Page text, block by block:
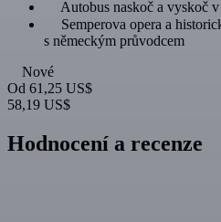
Autobus naskoč a vyskoč
Semperova opera a
s německým průvodcem
Nové
Od 61,25 US$
58,19 US$
Hodnocení a recenze